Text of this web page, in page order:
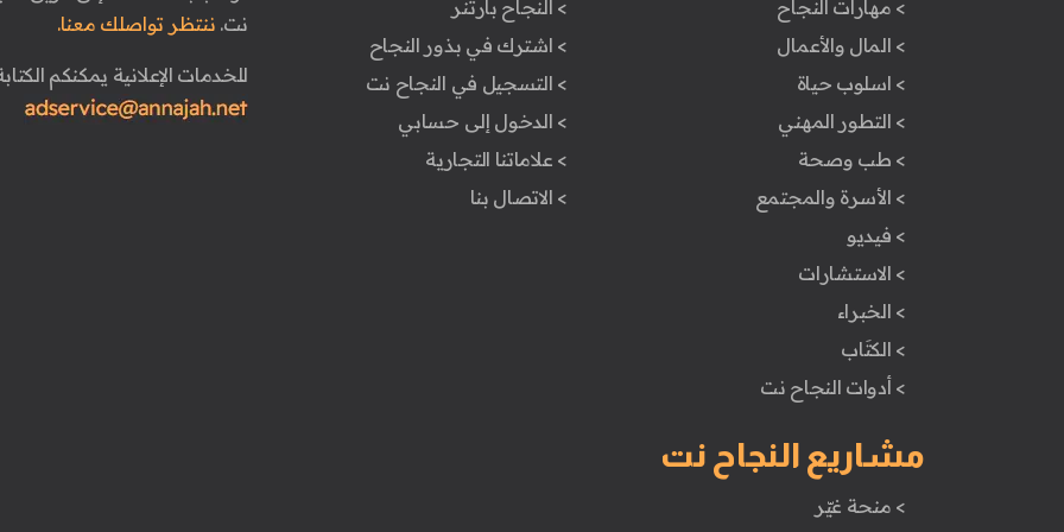
> مهارات النجاح
> المال والأعمال
> اسلوب حياة
> التطور المهني
> طب وصحة
> الأسرة والمجتمع
> فيديو
> الاستشارات
> الخبراء
> الكتَاب
> أدوات النجاح نت
مشاريع النجاح نت
> منحة غيّر
> النجاح بارتنر
> اشترك في بذور النجاح
> التسجيل في النجاح نت
> الدخول إلى حسابي
> علاماتنا التجارية
> الاتصال بنا
نت. ننتظر تواصلك معنا.
للخدمات الإعلانية يمكنكم